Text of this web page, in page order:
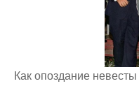
Как опоздание